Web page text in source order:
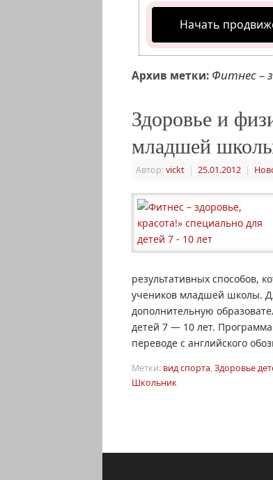
Начать
Архив метки: Фитнес –
Здоровье и
младшей
Автор:vickt | 25.01.2012 |
результативных способов,
учеников младшей школы.
дополнительную
детей 7 — 10 лет.
переводе с английского
Метки: вид спорта,Здоровье
Школьник